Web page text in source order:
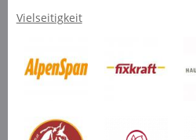
Vielseitigkeit